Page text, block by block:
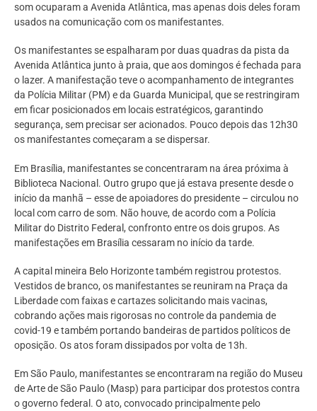
som ocuparam a Avenida Atlântica, mas apenas dois deles foram
usados na comunicação com os manifestantes.
Os manifestantes se espalharam por duas quadras da pista da
Avenida Atlântica junto à praia, que aos domingos é fechada para
o lazer. A manifestação teve o acompanhamento de integrantes
da Polícia Militar (PM) e da Guarda Municipal, que se restringiram
em ficar posicionados em locais estratégicos, garantindo
segurança, sem precisar ser acionados. Pouco depois das 12h30
os manifestantes começaram a se dispersar.
Em Brasília, manifestantes se concentraram na área próxima à
Biblioteca Nacional. Outro grupo que já estava presente desde o
início da manhã – esse de apoiadores do presidente – circulou no
local com carro de som. Não houve, de acordo com a Polícia
Militar do Distrito Federal, confronto entre os dois grupos. As
manifestações em Brasília cessaram no início da tarde.
A capital mineira Belo Horizonte também registrou protestos.
Vestidos de branco, os manifestantes se reuniram na Praça da
Liberdade com faixas e cartazes solicitando mais vacinas,
cobrando ações mais rigorosas no controle da pandemia de
covid-19 e também portando bandeiras de partidos políticos de
oposição. Os atos foram dissipados por volta de 13h.
Em São Paulo, manifestantes se encontraram na região do Museu
de Arte de São Paulo (Masp) para participar dos protestos contra
o governo federal. O ato, convocado principalmente pelo